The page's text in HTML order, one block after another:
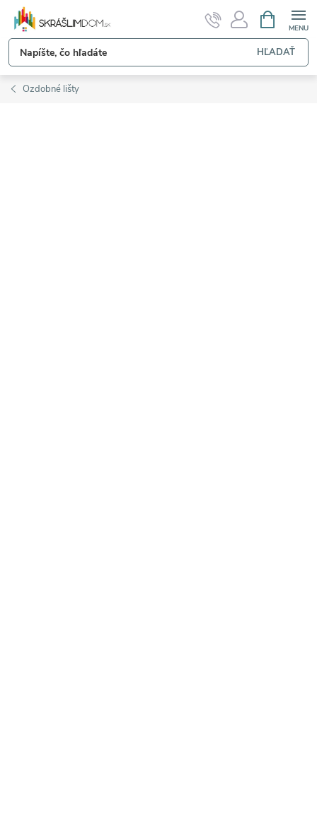
Prejsť
obsah
HĽADAŤ
KOŠÍK
Ozdobné lišty